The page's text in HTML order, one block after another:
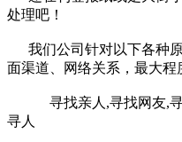
处理吧！
我们公司针对以下各种
面渠道、网络关系，最大程
寻找亲人,寻找网友,寻
寻人